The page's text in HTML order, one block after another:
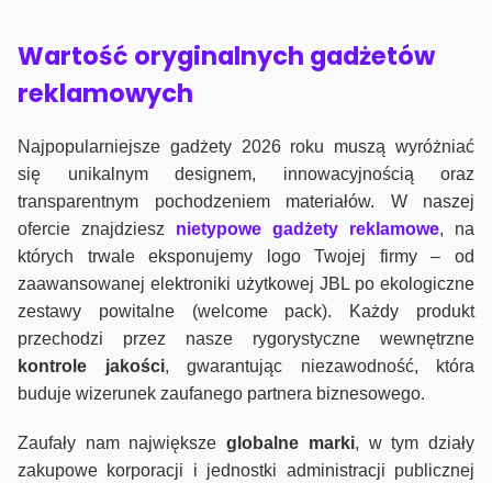
Wartość oryginalnych gadżetów
reklamowych
Najpopularniejsze gadżety 2026 roku muszą wyróżniać
się unikalnym designem, innowacyjnością oraz
transparentnym pochodzeniem materiałów. W naszej
ofercie znajdziesz nietypowe gadżety reklamowe, na
których trwale eksponujemy logo Twojej firmy – od
zaawansowanej elektroniki użytkowej JBL po ekologiczne
zestawy powitalne (welcome pack). Każdy produkt
przechodzi przez nasze rygorystyczne wewnętrzne
kontrole jakości, gwarantując niezawodność, która
buduje wizerunek zaufanego partnera biznesowego.
Zaufały nam największeglobalne marki, w tym działy
zakupowe korporacji i jednostki administracji publicznej